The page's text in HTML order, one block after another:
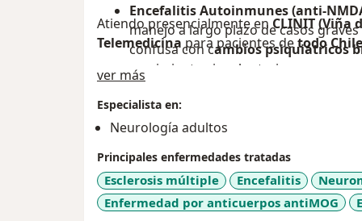
Encefalitis Autoinmunes (anti-
manejo a largo plazo de casos
confusa con cambios psiquiátricos
movimientos involuntarios.
Síndromes Neurológicos
neurológicas complejas (como
límbica o síndrome de persona
muchas veces antes de que el cáncer
Enfermedades Autoinmunes
patologías como Vasculitis,
Atiendo presencialmente enCLINIT (Viña
Telemedicinapara pacientes detodo Chile
ver más
Especialista en:
Neurología adultos
Principales enfermedades tratadas
Esclerosis múltiple Encefalitis
Enfermedad por anticuerpos antiMOG